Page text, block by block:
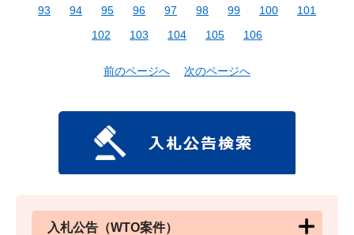
93
94 95 96 97 98 99 100
101
102
103 104 105 106
前のページへ 次のページへ
入札公告（WTO案件）